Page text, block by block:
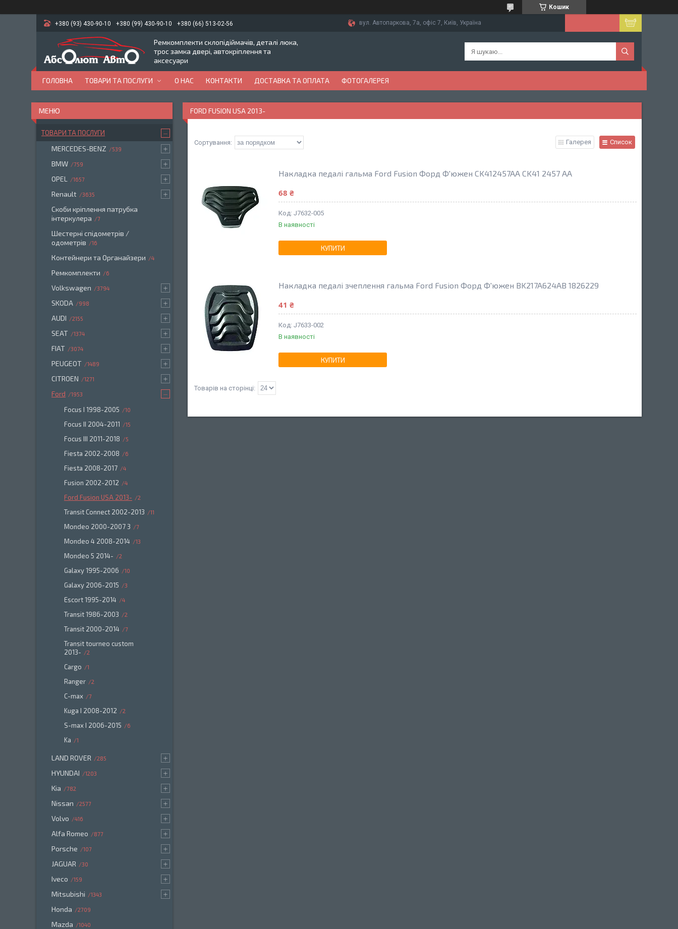
Кошик
+380 (93) 430-90-10 +380 (99) 430-90-10 +380 (66) 513-02-56 вул. Автопаркова, 7а, офіс 7, Київ, Україна
Ремкомплекти склопідіймачів, деталі люка,
трос замка двері, автокріплення та
аксесуари
ГОЛОВНА ТОВАРИ ТА ПОСЛУГИ О НАС КОНТАКТИ ДОСТАВКА ТА ОПЛАТА ФОТОГАЛЕРЕЯ
FORD FUSION USA 2013-
Галерея Список
Накладка педалі гальма Ford Fusion Форд Ф'южен CK412457AA CK41 2457 AA
68 ₴
J7632-005
В наявності
КУПИТИ
Накладка педалі зчеплення гальма Ford Fusion Форд Ф'южен BK217A624AB 1826229
41 ₴
J7633-002
В наявності
КУПИТИ
ТОВАРИ ТА ПОСЛУГИ
MERCEDES-BENZ 539
BMW 759
OPEL 1657
Renault 3635
Скоби кріплення патрубка
інтеркулера
7
Шестерні спідометрів /
одометрів
16
Контейнери та Органайзери 4
Ремкомплекти 6
Volkswagen 3794
SKODA 998
AUDI 2155
SEAT 1374
FIAT 3074
PEUGEOT 1489
CITROEN 1271
Ford 1953
Focus I 1998-2005 10
Focus II 2004-2011 15
Focus III 2011-2018 5
Fiesta 2002-2008 6
Fiesta 2008-2017 4
Fusion 2002-2012 4
Ford Fusion USA 2013- 2
Transit Connect 2002-2013 11
Mondeo 2000-2007 3 7
Mondeo 4 2008-2014 13
Mondeo 5 2014- 2
Galaxy 1995-2006 10
Galaxy 2006-2015 3
Escort 1995-2014 4
Transit 1986-2003 2
Transit 2000-2014 7
Transit tourneo custom
2013-
2
Cargo 1
Ranger 2
C-max 7
Kuga I 2008-2012 2
S-max I 2006-2015 6
Ka 1
LAND ROVER 285
HYUNDAI 1203
Kia 782
Nissan 2577
Volvo 416
Alfa Romeo 877
Porsche 107
JAGUAR 30
Iveco 159
Mitsubishi 1343
Honda 2709
Mazda 1040